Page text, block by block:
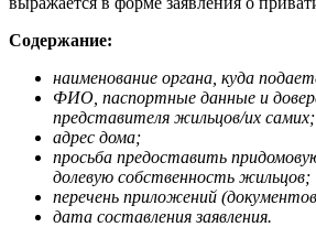
Содержание:
наименование органа, куда
ФИО, паспортные данные и
представителя жильцов/их самих;
адрес дома;
просьба предоставить
долевую собственность жильцов;
перечень приложений
дата составления заявления.